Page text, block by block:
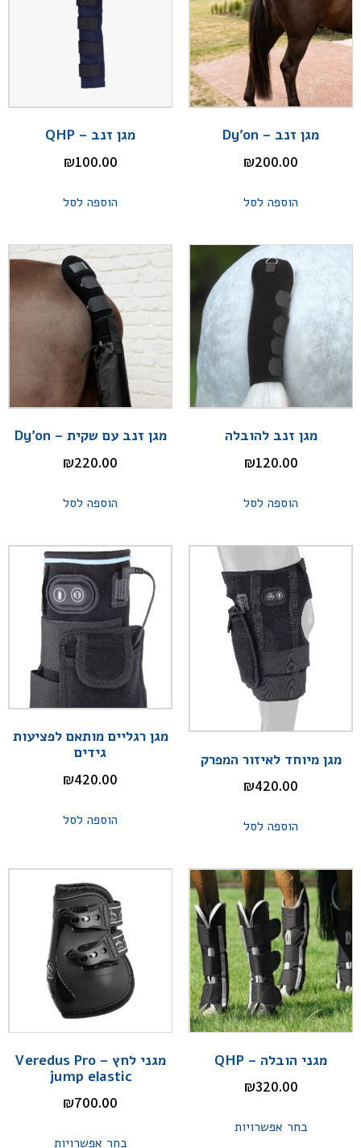
מגן זנב – Dy'on
₪200.00
הוספה לסל
מגן זנב – QHP
₪100.00
הוספה לסל
מגן זנב להובלה
₪120.00
הוספה לסל
מגן זנב עם שקית – Dy'on
₪220.00
הוספה לסל
מגן מיוחד לאיזור המפרק
₪420.00
הוספה לסל
מגן רגליים מותאם לפציעות
גידים
₪420.00
הוספה לסל
מגני הובלה – QHP
₪320.00
בחר אפשרויות
מגני לחץ – Veredus Pro
jump elastic
₪700.00
בחר אפשרויות